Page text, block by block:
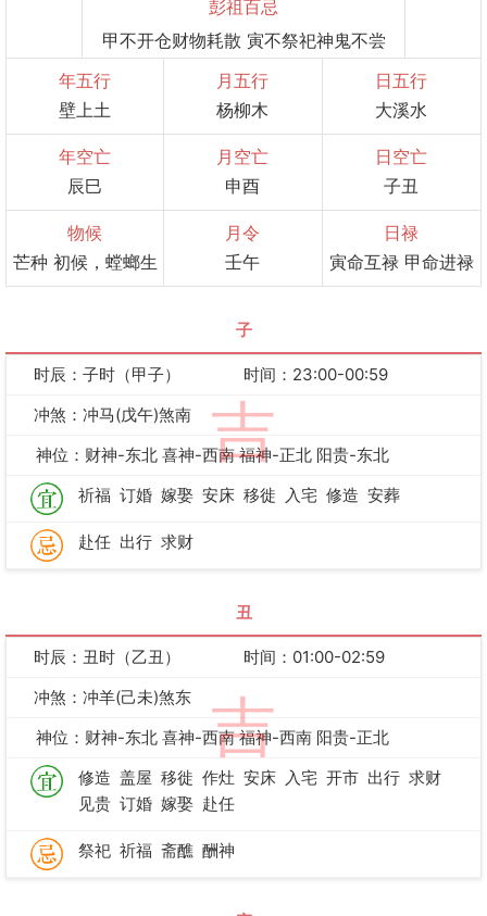
彭祖百忌
甲不开仓财物耗散 寅不祭祀神鬼不尝
年五行
壁上土
月五行
杨柳木
日五行
大溪水
年空亡
辰巳
月空亡
申酉
日空亡
子丑
物候
芒种 初候，螳螂生
月令
壬午
日禄
寅命互禄 甲命进禄
子
吉
时辰：子时（甲子）
时间：23:00-00:59
冲煞：冲马(戊午)煞南
神位：财神-东北 喜神-西南 福神-正北 阳贵-东北
祈福 订婚 嫁娶 安床 移徙 入宅 修造 安葬
赴任 出行 求财
丑
吉
时辰：丑时（乙丑）
时间：01:00-02:59
冲煞：冲羊(己未)煞东
神位：财神-东北 喜神-西南 福神-西南 阳贵-正北
修造 盖屋 移徙 作灶 安床 入宅 开市 出行 求财
见贵 订婚 嫁娶 赴任
祭祀 祈福 斋醮 酬神